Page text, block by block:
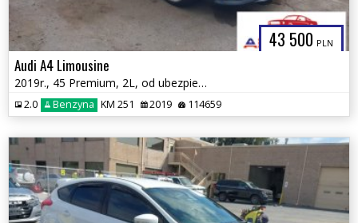
43 500 PLN
Audi A4 Limousine
2019r., 45 Premium, 2L, od ubezpieczalni
2.0 Benzyna KM 251 2019 114659